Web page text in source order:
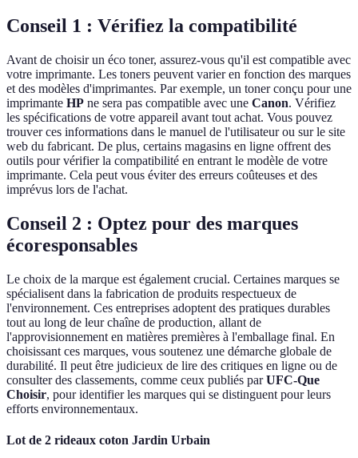
Conseil 1 : Vérifiez la compatibilité
Avant de choisir un éco toner, assurez-vous qu'il est compatible avec
votre imprimante. Les toners peuvent varier en fonction des marques
et des modèles d'imprimantes. Par exemple, un toner conçu pour une
imprimante HP ne sera pas compatible avec une Canon. Vérifiez
les spécifications de votre appareil avant tout achat. Vous pouvez
trouver ces informations dans le manuel de l'utilisateur ou sur le site
web du fabricant. De plus, certains magasins en ligne offrent des
outils pour vérifier la compatibilité en entrant le modèle de votre
imprimante. Cela peut vous éviter des erreurs coûteuses et des
imprévus lors de l'achat.
Conseil 2 : Optez pour des marques
écoresponsables
Le choix de la marque est également crucial. Certaines marques se
spécialisent dans la fabrication de produits respectueux de
l'environnement. Ces entreprises adoptent des pratiques durables
tout au long de leur chaîne de production, allant de
l'approvisionnement en matières premières à l'emballage final. En
choisissant ces marques, vous soutenez une démarche globale de
durabilité. Il peut être judicieux de lire des critiques en ligne ou de
consulter des classements, comme ceux publiés parUFC-Que
Choisir, pour identifier les marques qui se distinguent pour leurs
efforts environnementaux.
Lot de 2 rideaux coton Jardin Urbain